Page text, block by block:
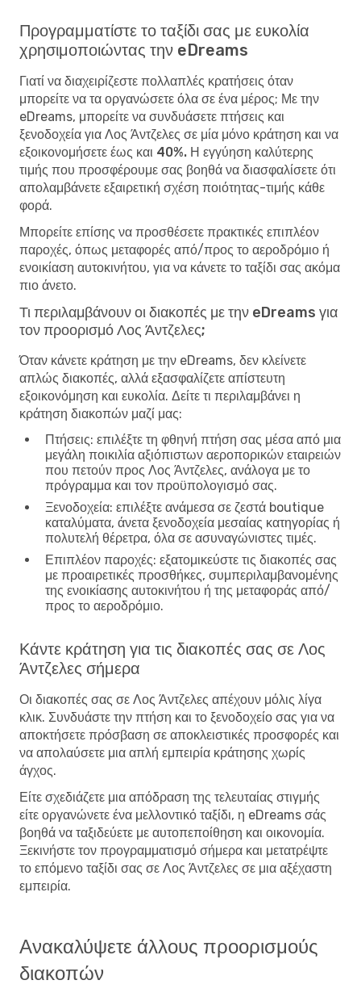
Προγραμματίστε το ταξίδι σας με ευκολία
χρησιμοποιώντας την eDreams
Γιατί να διαχειρίζεστε πολλαπλές κρατήσεις όταν
μπορείτε να τα οργανώσετε όλα σε ένα μέρος; Με την
eDreams, μπορείτε να συνδυάσετε πτήσεις και
ξενοδοχεία για Λος Άντζελες σε μία μόνο κράτηση και να
εξοικονομήσετε έως και 40%. Η εγγύηση καλύτερης
τιμής που προσφέρουμε σας βοηθά να διασφαλίσετε ότι
απολαμβάνετε εξαιρετική σχέση ποιότητας-τιμής κάθε
φορά.
Μπορείτε επίσης να προσθέσετε πρακτικές επιπλέον
παροχές, όπως μεταφορές από/προς το αεροδρόμιο ή
ενοικίαση αυτοκινήτου, για να κάνετε το ταξίδι σας ακόμα
πιο άνετο.
Τι περιλαμβάνουν οι διακοπές με την eDreams για
τον προορισμό Λος Άντζελες;
Όταν κάνετε κράτηση με την eDreams, δεν κλείνετε
απλώς διακοπές, αλλά εξασφαλίζετε απίστευτη
εξοικονόμηση και ευκολία. Δείτε τι περιλαμβάνει η
κράτηση διακοπών μαζί μας:
Πτήσεις: επιλέξτε τη φθηνή πτήση σας μέσα από μια
μεγάλη ποικιλία αξιόπιστων αεροπορικών εταιρειών
που πετούν προς Λος Άντζελες, ανάλογα με το
πρόγραμμα και τον προϋπολογισμό σας.
Ξενοδοχεία: επιλέξτε ανάμεσα σε ζεστά boutique
καταλύματα, άνετα ξενοδοχεία μεσαίας κατηγορίας ή
πολυτελή θέρετρα, όλα σε ασυναγώνιστες τιμές.
Επιπλέον παροχές: εξατομικεύστε τις διακοπές σας
με προαιρετικές προσθήκες, συμπεριλαμβανομένης
της ενοικίασης αυτοκινήτου ή της μεταφοράς από/
προς το αεροδρόμιο.
Κάντε κράτηση για τις διακοπές σας σε Λος
Άντζελες σήμερα
Οι διακοπές σας σε Λος Άντζελες απέχουν μόλις λίγα
κλικ. Συνδυάστε την πτήση και το ξενοδοχείο σας για να
αποκτήσετε πρόσβαση σε αποκλειστικές προσφορές και
να απολαύσετε μια απλή εμπειρία κράτησης χωρίς
άγχος.
Είτε σχεδιάζετε μια απόδραση της τελευταίας στιγμής
είτε οργανώνετε ένα μελλοντικό ταξίδι, η eDreams σάς
βοηθά να ταξιδεύετε με αυτοπεποίθηση και οικονομία.
Ξεκινήστε τον προγραμματισμό σήμερα και μετατρέψτε
το επόμενο ταξίδι σας σε Λος Άντζελες σε μια αξέχαστη
εμπειρία.
Ανακαλύψετε άλλους προορισμούς
διακοπών